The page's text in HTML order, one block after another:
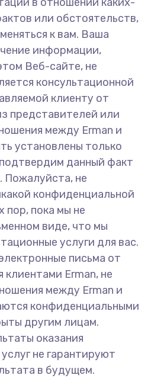
или обстоятельств,
к вам. Ваша
информации,
Веб-сайте, не
консультационной
клиенту от
представителей или
между Erman и
установлены только
данный факт
Пожалуйста, не
конфиденциальной
пор, пока мы не
виде, что мы
услуги для вас.
письма от
клиентами Erman, не
между Erman и
конфиденциальными
другим лицам.
оказания
не гарантируют
в будущем.